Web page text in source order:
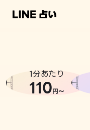
相談事例
1分あたり
110円〜